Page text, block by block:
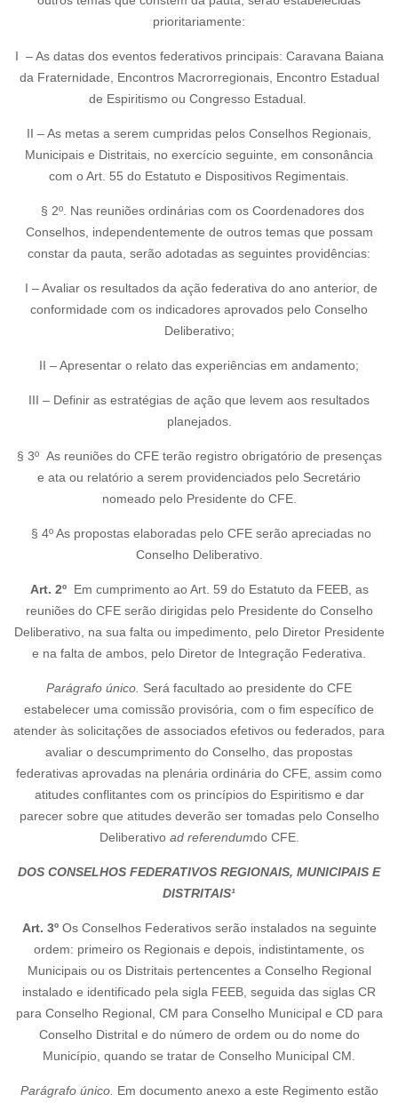
prioritariamente:
I – As datas dos eventos federativos principais: Caravana Baiana
da Fraternidade, Encontros Macrorregionais, Encontro Estadual
de Espiritismo ou Congresso Estadual.
II – As metas a serem cumpridas pelos Conselhos Regionais,
Municipais e Distritais, no exercício seguinte, em consonância
com o Art. 55 do Estatuto e Dispositivos Regimentais.
§ 2º. Nas reuniões ordinárias com os Coordenadores dos
Conselhos, independentemente de outros temas que possam
constar da pauta, serão adotadas as seguintes providências:
I – Avaliar os resultados da ação federativa do ano anterior, de
conformidade com os indicadores aprovados pelo Conselho
Deliberativo;
II – Apresentar o relato das experiências em andamento;
III – Definir as estratégias de ação que levem aos resultados
planejados.
§ 3º As reuniões do CFE terão registro obrigatório de presenças
e ata ou relatório a serem providenciados pelo Secretário
nomeado pelo Presidente do CFE.
§ 4º As propostas elaboradas pelo CFE serão apreciadas no
Conselho Deliberativo.
Art. 2º Em cumprimento ao Art. 59 do Estatuto da FEEB, as
reuniões do CFE serão dirigidas pelo Presidente do Conselho
Deliberativo, na sua falta ou impedimento, pelo Diretor Presidente
e na falta de ambos, pelo Diretor de Integração Federativa.
Parágrafo único. Será facultado ao presidente do CFE
estabelecer uma comissão provisória, com o fim específico de
atender às solicitações de associados efetivos ou federados, para
avaliar o descumprimento do Conselho, das propostas
federativas aprovadas na plenária ordinária do CFE, assim como
atitudes conflitantes com os princípios do Espiritismo e dar
parecer sobre que atitudes deverão ser tomadas pelo Conselho
Deliberativo ad referendumdo CFE.
DOS CONSELHOS FEDERATIVOS REGIONAIS, MUNICIPAIS E
DISTRITAIS¹
Art. 3ºOs Conselhos Federativos serão instalados na seguinte
ordem: primeiro os Regionais e depois, indistintamente, os
Municipais ou os Distritais pertencentes a Conselho Regional
instalado e identificado pela sigla FEEB, seguida das siglas CR
para Conselho Regional, CM para Conselho Municipal e CD para
Conselho Distrital e do número de ordem ou do nome do
Município, quando se tratar de Conselho Municipal CM.
Parágrafo único. Em documento anexo a este Regimento estão